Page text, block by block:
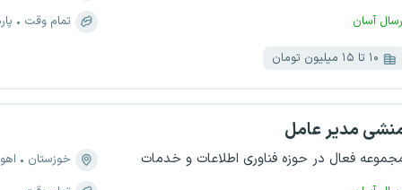
آسان
تمام وقت
۱۰ تا ۱۵ میلیون تومان
مدیر عامل
فعال در حوزه فناوری اطلاعات و خدمات خوزستان